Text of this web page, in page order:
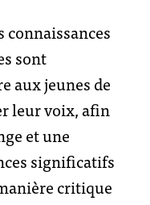
connaissances
sont
aux jeunes de
leur voix, afin
et une
significatifs
critique